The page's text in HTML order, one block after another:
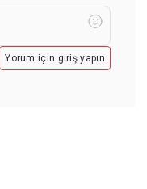
Yorum için giriş yapın